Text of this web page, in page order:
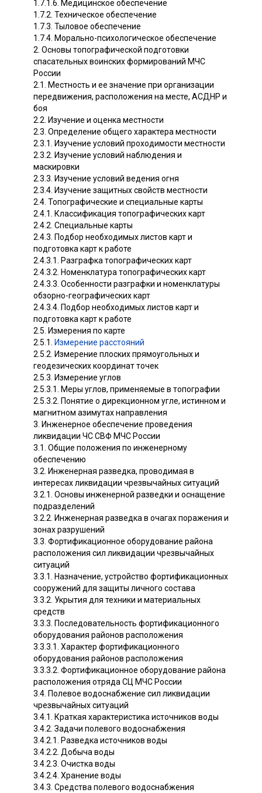
1.7.1.6. Медицинское обеспечение
1.7.2. Техническое обеспечение
1.7.3. Тыловое обеспечение
1.7.4. Морально-психологическое обеспечение
2. Основы топографической подготовки
спасательных воинских формирований МЧС
России
2.1. Местность и ее значение при организации
передвижения, расположения на месте, АСДНР и
боя
2.2. Изучение и оценка местности
2.3. Определение общего характера местности
2.3.1. Изучение условий проходимости местности
2.3.2. Изучение условий наблюдения и
маскировки
2.3.3. Изучение условий ведения огня
2.3.4. Изучение защитных свойств местности
2.4. Топографические и специальные карты
2.4.1. Классификация топографических карт
2.4.2. Специальные карты
2.4.3. Подбор необходимых листов карт и
подготовка карт к работе
2.4.3.1. Разграфка топографических карт
2.4.3.2. Номенклатура топографических карт
2.4.3.3. Особенности разграфки и номенклатуры
обзорно-географических карт
2.4.3.4. Подбор необходимых листов карт и
подготовка карт к работе
2.5. Измерения по карте
2.5.1.
Измерение расстояний
2.5.2. Измерение плоских прямоугольных и
геодезических координат точек
2.5.3. Измерение углов
2.5.3.1. Меры углов, применяемые в топографии
2.5.3.2. Понятие о дирекционном угле, истинном и
магнитном азимутах направления
3. Инженерное обеспечение проведения
ликвидации ЧС СВФ МЧС России
3.1. Общие положения по инженерному
обеспечению
3.2. Инженерная разведка, проводимая в
интересах ликвидации чрезвычайных ситуаций
3.2.1. Основы инженерной разведки и оснащение
подразделений
3.2.2. Инженерная разведка в очагах поражения и
зонах разрушений
3.3. Фортификационное оборудование района
расположения сил ликвидации чрезвычайных
ситуаций
3.3.1. Назначение, устройство фортификационных
сооружений для защиты личного состава
3.3.2. Укрытия для техники и материальных
средств
3.3.3. Последовательность фортификационного
оборудования районов расположения
3.3.3.1. Характер фортификационного
оборудования районов расположения
3.3.3.2. Фортификационное оборудование района
расположения отряда СЦ МЧС России
3.4. Полевое водоснабжение сил ликвидации
чрезвычайных ситуаций
3.4.1. Краткая характеристика источников воды
3.4.2. Задачи полевого водоснабжения
3.4.2.1. Разведка источников воды
3.4.2.2. Добыча воды
3.4.2.3. Очистка воды
3.4.2.4. Хранение воды
3.4.3. Средства полевого водоснабжения